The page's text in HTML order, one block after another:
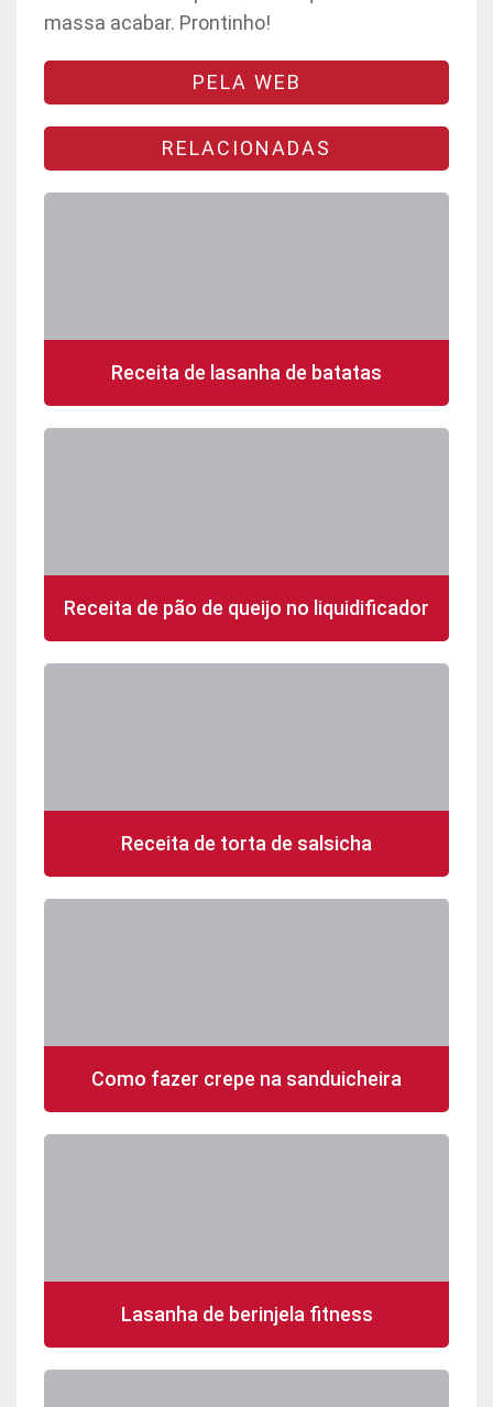
massa acabar. Prontinho!
PELA WEB
RELACIONADAS
Receita de lasanha de batatas
Receita de pão de queijo no liquidificador
Receita de torta de salsicha
Como fazer crepe na sanduicheira
Lasanha de berinjela fitness